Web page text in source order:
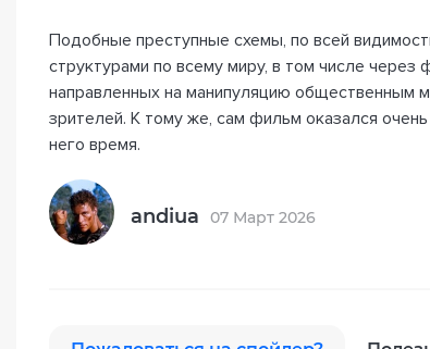
Подобные преступные схемы, по всей
структурами по всему миру, в том числе через
направленных на манипуляцию общественным
зрителей. К тому же, сам фильм оказался
него время.
andiua 07 Март 2026